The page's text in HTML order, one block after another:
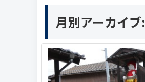
月別アーカイブ: